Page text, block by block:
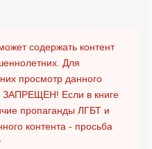
содержать контент
Для
просмотр данного
ЗАПРЕЩЕН! Если в книге
пропаганды ЛГБТ и
контента - просьба